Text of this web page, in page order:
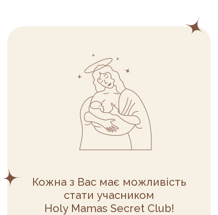
Кожна з Вас має можливість
стати учасником
Holy Mamas Secret Club!